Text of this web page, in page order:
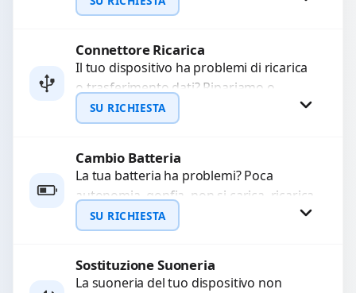
problemi come immagini sfocate, messa
Richiedi Preventivo
WhatsApp
Connettore Ricarica
Il tuo dispositivo ha problemi di ricarica
o trasferimento dati? Ripariamo o
sostituiamo connettori di ricarica guasti,
rotti, allentati, danneggiati,...
SU RICHIESTA
Richiedi Preventivo
WhatsApp
Cambio Batteria
La tua batteria ha problemi? Poca
autonomia, gonfia, non si carica, ricarica
lenta o cicli di ricarica esauriti?
Sostituiamo la...
SU RICHIESTA
Richiedi Preventivo
Sostituzione Suoneria
La suoneria del tuo dispositivo non